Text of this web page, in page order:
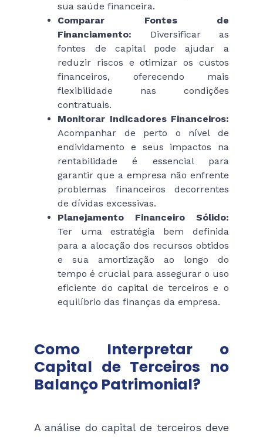
sua saúde financeira.
Comparar Fontes de
Financiamento: Diversificar as
fontes de capital pode ajudar a
reduzir riscos e otimizar os custos
financeiros, oferecendo mais
flexibilidade nas condições
contratuais.
Monitorar Indicadores Financeiros:
Acompanhar de perto o nível de
endividamento e seus impactos na
rentabilidade é essencial para
garantir que a empresa não enfrente
problemas financeiros decorrentes
de dívidas excessivas.
Planejamento Financeiro Sólido:
Ter uma estratégia bem definida
para a alocação dos recursos obtidos
e sua amortização ao longo do
tempo é crucial para assegurar o uso
eficiente do capital de terceiros e o
equilíbrio das finanças da empresa.
Como Interpretar o
Capital de Terceiros no
Balanço Patrimonial?
A análise do capital de terceiros deve